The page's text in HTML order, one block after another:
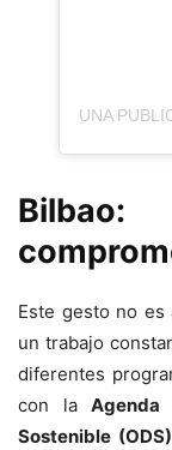
Este gesto no es
un trabajo
diferentes
con la Agenda
Sostenible (ODS)